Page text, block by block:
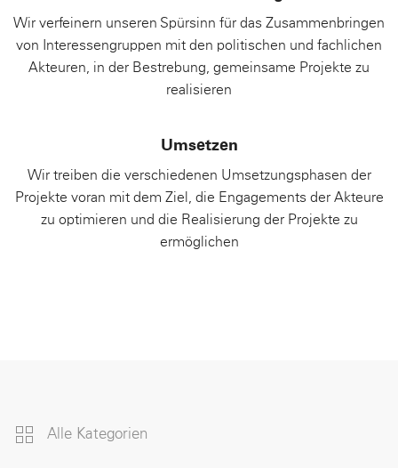
Wir verfeinern unseren Spürsinn für das Zusammenbringen
von Interessengruppen mit den politischen und fachlichen
Akteuren, in der Bestrebung, gemeinsame Projekte zu
realisieren
Umsetzen
Wir treiben die verschiedenen Umsetzungsphasen der
Projekte voran mit dem Ziel, die Engagements der Akteure
zu optimieren und die Realisierung der Projekte zu
ermöglichen
Alle Kategorien